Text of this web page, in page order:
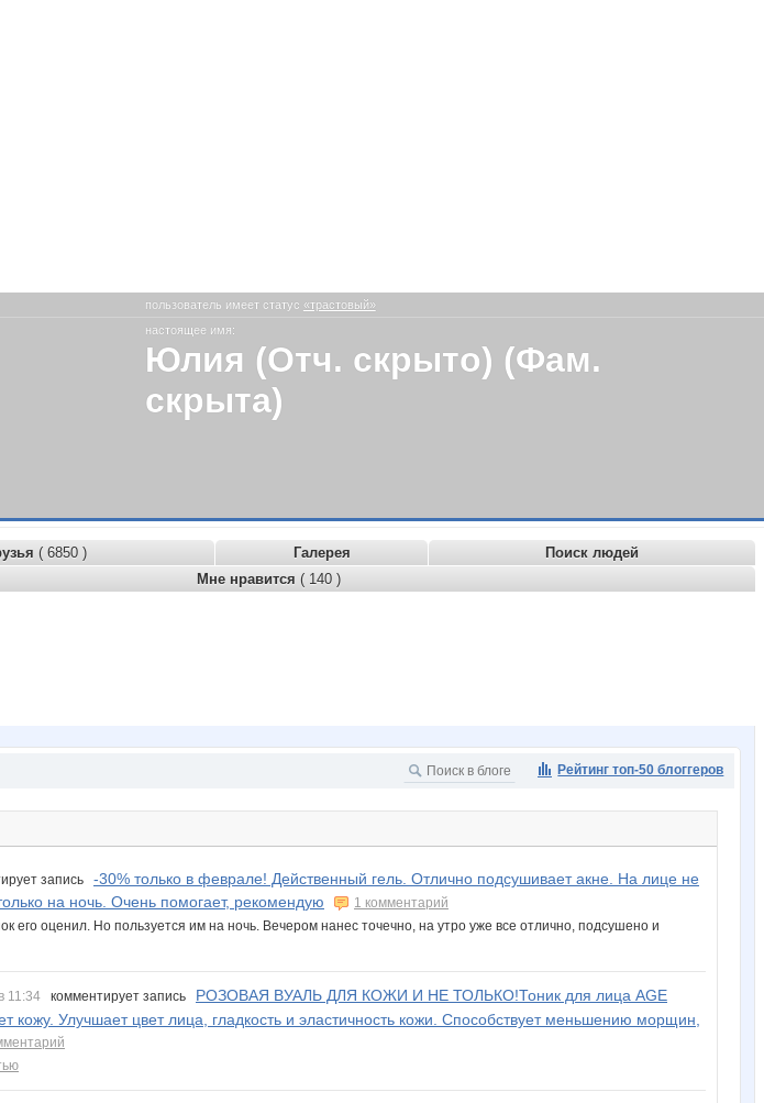
пользователь имеет статус «трастовый»
настоящее имя:
Юлия (Отч. скрыто) (Фам.
скрыта)
( 6850 ) Галерея
Поиск людей
Мне нравится ( 140 )
Рейтинг топ-50 блоггеров
запись -30% только в феврале! Действенный гель. Отлично подсушивает акне. На лице не
на ночь. Очень помогает, рекомендую
1 комментарий
его оценил. Но пользуется им на ночь. Вечером нанес точечно, на утро уже все отлично, подсушено и
11:34 комментирует запись РОЗОВАЯ ВУАЛЬ ДЛЯ КОЖИ И НЕ ТОЛЬКО!Тоник для лица AGE
кожу. Улучшает цвет лица, гладкость и эластичность кожи. Способствует меньшению морщин,